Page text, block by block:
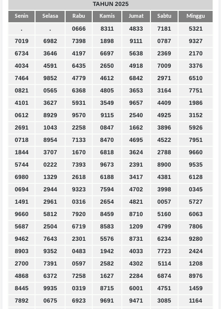
TAHUN 2025
Senin Selasa Rabu Kamis Jumat Sabtu Minggu
. . 0666 8311 4833 7181
5321
7019
6982 7398 1898 9111 0787
9327
6734
3646 4197 6697 5638 2369
2170
4034
4591 6435 2650 4918 7009
3376
7464
9852 4779 4612 6842 2971
6510
0821
0565 6368 4805 3653 3164
7751
4101
3627 5931 3549 9657 4409
1986
0612
8929 9570 9115 2540 4925
3152
2691
1043 2258 0847 1662 3896
5926
0718
8954 7133 8470 4695 4522
7951
1844
3707 1670 6818 3624 2788
9660
5744
0222 7393 9673 2391 8900
9535
6980
1329 2618 6188 3417 4381
6128
0694
2944 9323 7594 4702 3998
0345
1491
2961 0316 2654 4821 0057
5727
9660
5812 7920 8459 8710 5160
6063
5687
2504 6719 8583 1209 4799
7806
9462
7643 2301 5576 8731 6234
9280
8903
9352 0483 1942 4033 7723
2424
2700
7391 0597 2582 4302 5114
1208
4868
6372 7258 1627 2284 6874
8976
8445
9935 0319 8715 6001 4751
1459
7892
0675 6923 9691 9471 3085
1164